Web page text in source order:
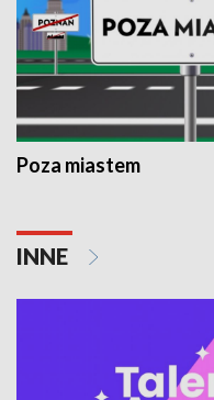
Poza miastem
INNE